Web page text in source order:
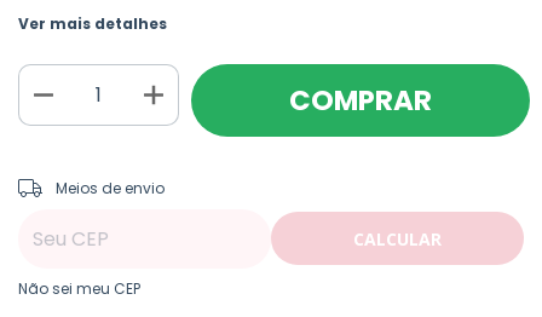
Ver mais detalhes
Entregas para o CEP:
Meios de envio
CALCULAR
Não sei meu CEP